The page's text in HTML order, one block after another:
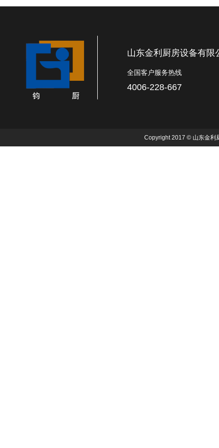
山东金利厨房设备有限
全国客户服务热线
4006-228-667
Copyright 2017 © 山东金利